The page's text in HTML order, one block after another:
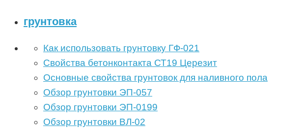
грунтовка
Как использовать грунтовку ГФ-021
Свойства бетонконтакта СТ19 Церезит
Основные свойства грунтовок для наливного пола
Обзор грунтовки ЭП-057
Обзор грунтовки ЭП-0199
Обзор грунтовки ВЛ-02